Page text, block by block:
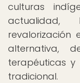
culturas
actualidad,
alternativa,
terapéuticas
tradicional.